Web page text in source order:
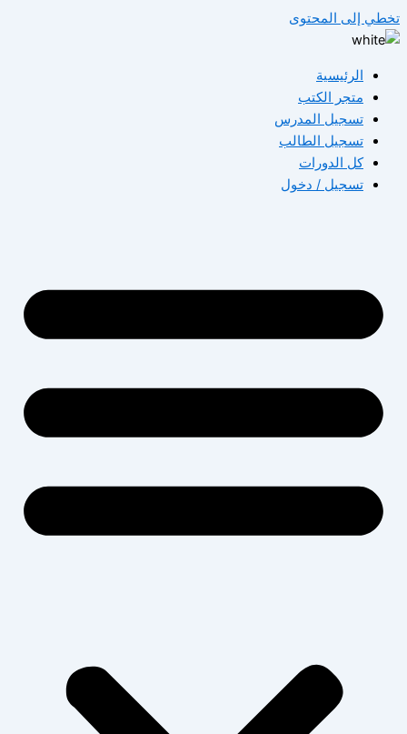
تخطي إلى المحتوى
الرئيسية
متجر الكتب
تسجيل المدرس
تسجيل الطالب
كل الدورات
تسجيل / دخول